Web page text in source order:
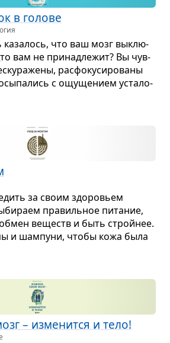
в голове
каза­лось, что ваш мозг выклю­
вам не при­над­ле­жит? Вы чув­
рас­фо­ку­си­ро­ваны
с ощу­ще­нием уста­ло­
за своим здо­ро­вьем
пра­виль­ное пита­ние,
веществ и быть стройнее.
и шам­пуни, чтобы кожа была
– изме­нится и тело!